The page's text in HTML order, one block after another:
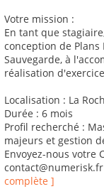
Votre mission :
En tant que
conception de
Sauvegarde, à
réalisation
Localisation : La
Durée : 6 mois
Profil recherché :
majeurs et gestion
Envoyez-nous votre
complète ]